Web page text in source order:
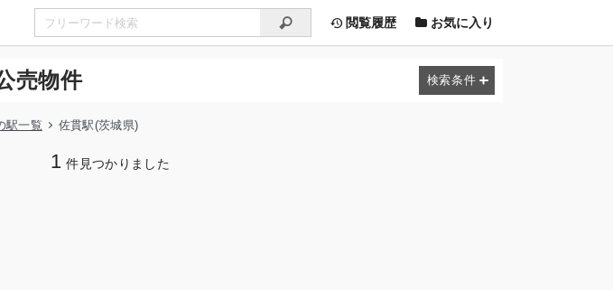
閲覧履歴 お気に入り
売物件
駅一覧 佐貫駅(茨城県)
1 件見つかりました